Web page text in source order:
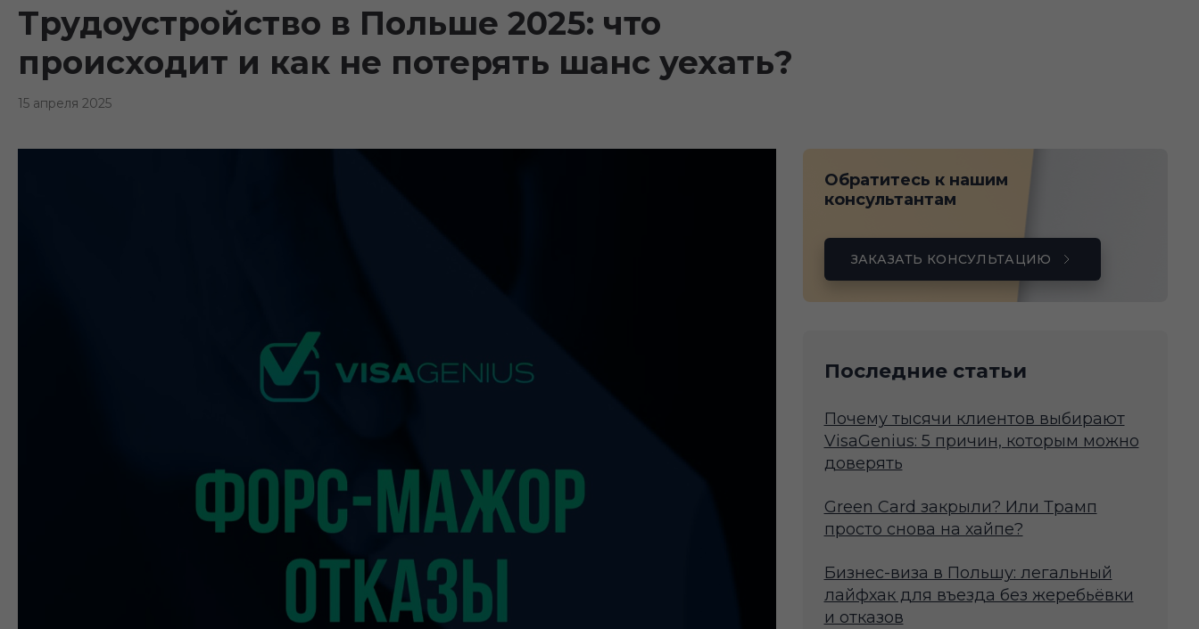
Трудоустройство в Польше 2025: что
происходит и как не потерять шанс уехать?
15 апреля 2025
Обратитесь к нашим
консультантам
ЗАКАЗАТЬ КОНСУЛЬТАЦИЮ
Последние статьи
Почему тысячи клиентов выбирают
VisaGenius: 5 причин, которым можно
доверять
Green Card закрыли? Или Трамп
просто снова на хайпе?
Бизнес-виза в Польшу: легальный
лайфхак для въезда без жеребьёвки
и отказов